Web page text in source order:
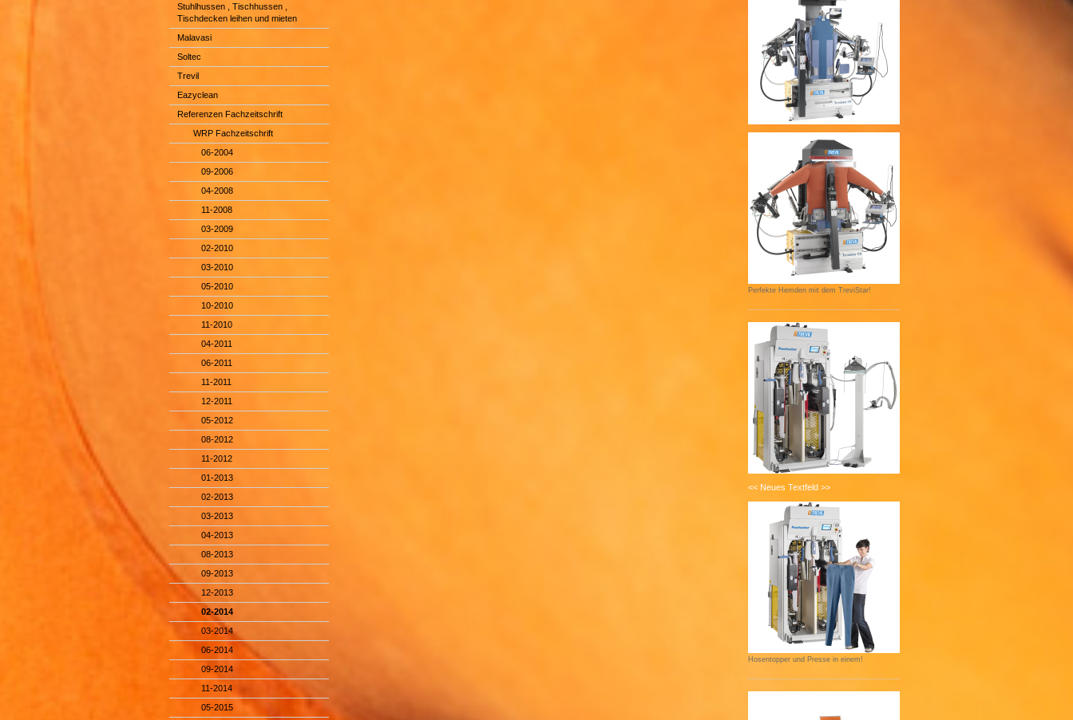
Stuhlhussen , Tischhussen ,
Tischdecken leihen und mieten
Malavasi
Soltec
Trevil
Eazyclean
Referenzen Fachzeitschrift
WRP Fachzeitschrift
06-2004
09-2006
04-2008
11-2008
03-2009
02-2010
03-2010
05-2010
10-2010
11-2010
04-2011
06-2011
11-2011
12-2011
05-2012
08-2012
11-2012
01-2013
02-2013
03-2013
04-2013
08-2013
09-2013
12-2013
02-2014
03-2014
06-2014
09-2014
11-2014
05-2015
Perfekte Hemden mit dem TreviStar!
<< Neues Textfeld >>
Hosentopper und Presse in einem!